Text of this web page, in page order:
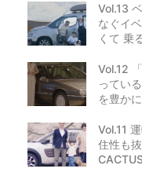
Vol.13
なぐイ
くて 乗
Vol.12
ってい
を豊か
Vol.11
住性も